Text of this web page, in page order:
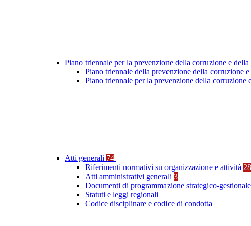
Piano triennale per la prevenzione della corruzione e della
Piano triennale della prevenzione della corruzione
Piano triennale per la prevenzione della corruzione
Atti generali 74
Riferimenti normativi su organizzazione e attività 28
Atti amministrativi generali 3
Documenti di programmazione strategico-gestionale
Statuti e leggi regionali
Codice disciplinare e codice di condotta